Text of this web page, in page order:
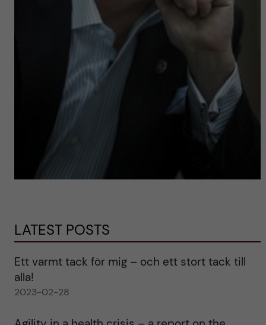
LATEST POSTS
Ett varmt tack för mig – och ett stort tack till
alla!
2023-02-28